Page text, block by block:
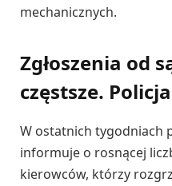
mechanicznych.
Zgłoszenia od
częstsze.
W ostatnich tygodniach
informuje o rosnącej
kierowców, którzy